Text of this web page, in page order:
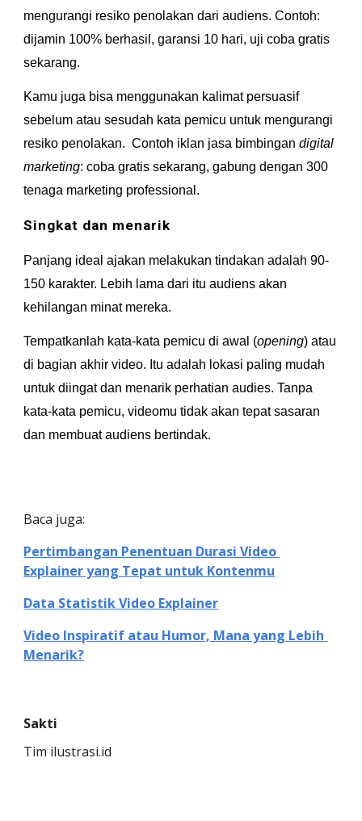
mengurangi resiko penolakan dari audiens. Contoh:
dijamin 100% berhasil, garansi 10 hari, uji coba gratis
sekarang.
Kamu juga bisa menggunakan kalimat persuasif
sebelum atau sesudah kata pemicu untuk mengurangi
resiko penolakan.  Contoh iklan jasa bimbingan digital
marketing: coba gratis sekarang, gabung dengan 300
tenaga marketing professional.
Singkat dan menarik
Panjang ideal ajakan melakukan tindakan adalah 90-
150 karakter. Lebih lama dari itu audiens akan
kehilangan minat mereka.
Tempatkanlah kata-kata pemicu di awal (opening) atau
di bagian akhir video. Itu adalah lokasi paling mudah
untuk diingat dan menarik perhatian audies. Tanpa
kata-kata pemicu, videomu tidak akan tepat sasaran
dan membuat audiens bertindak.
Baca juga:
Pertimbangan Penentuan Durasi Video
Explainer yang Tepat untuk Kontenmu
Data Statistik Video Explainer
Video Inspiratif atau Humor, Mana yang Lebih
Menarik?
Sakti
Tim ilustrasi.id